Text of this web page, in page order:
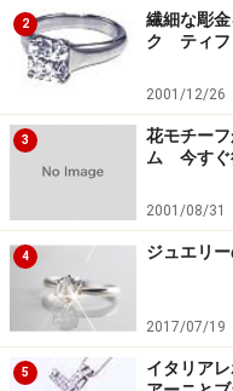
2
繊細な彫
ク ティフ
2001/12/26
3
花モチー
ム 今すぐ
2001/08/31
4 ジュエリ
2017/07/19
5
イタリア